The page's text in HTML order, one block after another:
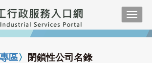
區〉 閉鎖性公司名錄